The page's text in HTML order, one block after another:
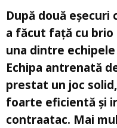
După două eșecuri
a făcut față cu brio
una dintre
Echipa antrenată
prestat un joc
foarte eficientă și
contraatac. Mai